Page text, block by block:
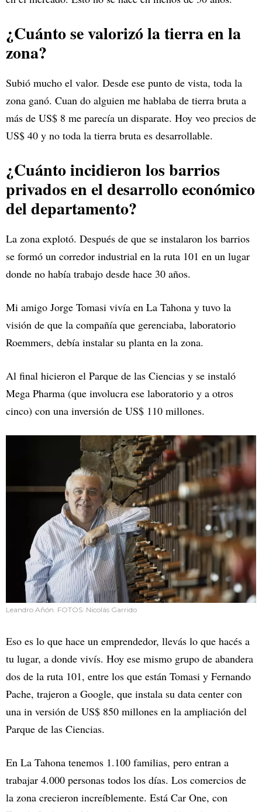
¿Cuánto se valorizó la tierra en la
zona?
Subió mucho el valor. Desde ese punto de vista, toda la
zona ganó. Cuan do alguien me hablaba de tierra bruta a
más de US$ 8 me parecía un disparate. Hoy veo precios de
US$ 40 y no toda la tierra bruta es desarrollable.
¿Cuánto incidieron los barrios
privados en el desarrollo económico
del departamento?
La zona explotó. Después de que se instalaron los barrios
se formó un corredor industrial en la ruta 101 en un lugar
donde no había trabajo desde hace 30 años.
Mi amigo Jorge Tomasi vivía en La Tahona y tuvo la
visión de que la compañía que gerenciaba, laboratorio
Roemmers, debía instalar su planta en la zona.
Al final hicieron el Parque de las Ciencias y se instaló
Mega Pharma (que involucra ese laboratorio y a otros
cinco) con una inversión de US$ 110 millones.
Leandro Añón. FOTOS: Nicolás Garrido
Eso es lo que hace un emprendedor, llevás lo que hacés a
tu lugar, a donde vivís. Hoy ese mismo grupo de abandera
dos de la ruta 101, entre los que están Tomasi y Fernando
Pache, trajeron a Google, que instala su data center con
una in versión de US$ 850 millones en la ampliación del
Parque de las Ciencias.
En La Tahona tenemos 1.100 familias, pero entran a
trabajar 4.000 personas todos los días. Los comercios de
la zona crecieron increíblemente. Está Car One, con